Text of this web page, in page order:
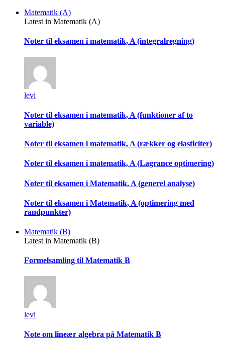
Matematik (A)
Latest in Matematik (A)
Noter til eksamen i matematik, A (integralregning)
levi
Noter til eksamen i matematik, A (funktioner af to
variable)
Noter til eksamen i matematik, A (rækker og elasticiter)
Noter til eksamen i matematik, A (Lagrance optimering)
Noter til eksamen i Matematik, A (generel analyse)
Noter til eksamen i Matematik, A (optimering med
randpunkter)
Matematik (B)
Latest in Matematik (B)
Formelsamling til Matematik B
levi
Note om lineær algebra på Matematik B